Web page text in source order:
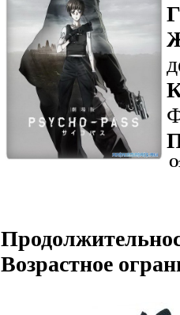
Возрастное